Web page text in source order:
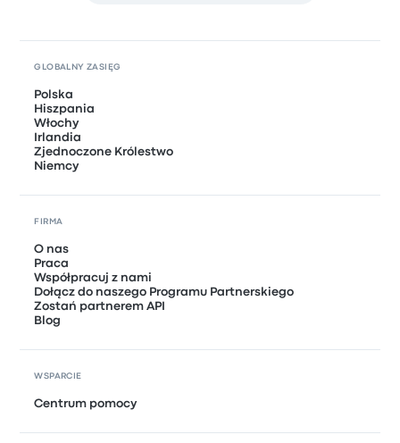
GLOBALNY ZASIĘG
Polska
Hiszpania
Włochy
Irlandia
Zjednoczone Królestwo
Niemcy
FIRMA
O nas
Praca
Współpracuj z nami
Dołącz do naszego Programu Partnerskiego
Zostań partnerem API
Blog
WSPARCIE
Centrum pomocy